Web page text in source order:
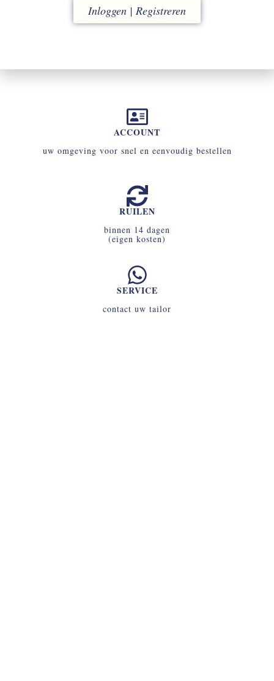
ACCOUNT
uw omgeving voor snel en eenvoudig bestellen
RUILEN
binnen 14 dagen
(eigen kosten)
SERVICE
contact uw tailor
Inloggen | Registreren